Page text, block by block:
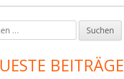
BEITRÄGE